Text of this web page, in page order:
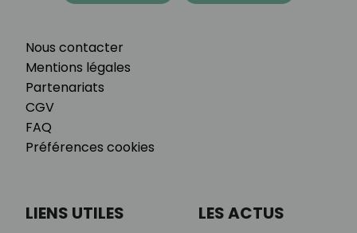
Nous contacter
Mentions légales
Partenariats
CGV
FAQ
Préférences cookies
LIENS UTILES LES ACTUS